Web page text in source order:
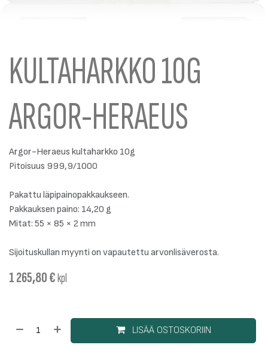
KULTAHARKKO 10G
ARGOR-HERAEUS
Argor-Heraeus kultaharkko 10g
Pitoisuus 999,9/1000
Pakattu läpipainopakkaukseen.
Pakkauksen paino: 14,20 g
Mitat: 55 × 85 × 2 mm
Sijoituskullan myynti on vapautettu arvonlisäverosta.
1 265,80€kpl
LISÄÄ OSTOSKORIIN